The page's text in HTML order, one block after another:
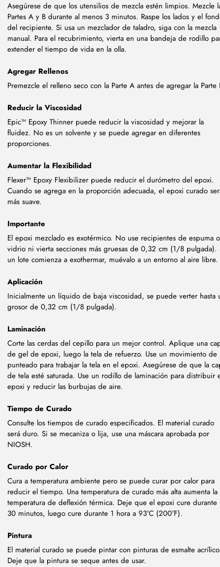
Asegúrese de que los utensilios de mezcla estén limpios. Mezcle
Partes A y B durante al menos 3 minutos. Raspe los lados y el
del recipiente. Si usa un mezclador de taladro, siga con la mezcla
manual. Para el recubrimiento, vierta en una bandeja de rodillo
extender el tiempo de vida en la olla.
Agregar Rellenos
Premezcle el relleno seco con la Parte A antes de agregar la Parte
Reducir la Viscosidad
Epic™ Epoxy Thinner puede reducir la viscosidad y mejorar la
fluidez. No es un solvente y se puede agregar en diferentes
proporciones.
Aumentar la Flexibilidad
Flexer™ Epoxy Flexibilizer puede reducir el durómetro del epoxi.
Cuando se agrega en la proporción adecuada, el epoxi curado
más suave.
Importante
El epoxi mezclado es exotérmico. No use recipientes de espuma o
vidrio ni vierta secciones más gruesas de 0,32 cm (1/8 pulgada).
un lote comienza a exothermar, muévalo a un entorno al aire libre.
Aplicación
Inicialmente un líquido de baja viscosidad, se puede verter hasta
grosor de 0,32 cm (1/8 pulgada).
Laminación
Corte las cerdas del cepillo para un mejor control. Aplique una
de gel de epoxi, luego la tela de refuerzo. Use un movimiento de
punteado para trabajar la tela en el epoxi. Asegúrese de que la
de tela esté saturada. Use un rodillo de laminación para distribuir
epoxi y reducir las burbujas de aire.
Tiempo de Curado
Consulte los tiempos de curado especificados. El material curado
será duro. Si se mecaniza o lija, use una máscara aprobada por
NIOSH.
Curado por Calor
Cura a temperatura ambiente pero se puede curar por calor para
reducir el tiempo. Una temperatura de curado más alta aumenta la
temperatura de deflexión térmica. Deje que el epoxi cure durante
30 minutos, luego cure durante 1 hora a 93°C (200°F).
Pintura
El material curado se puede pintar con pinturas de esmalte
Deje que la pintura se seque antes de usar.